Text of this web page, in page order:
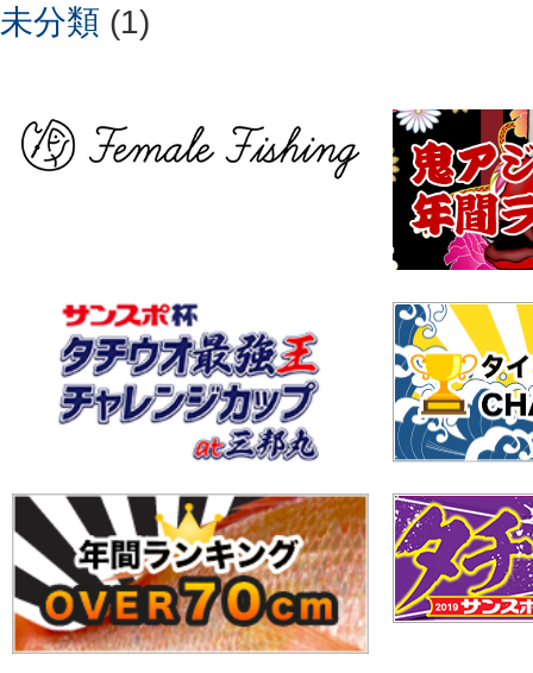
未分類 (1)